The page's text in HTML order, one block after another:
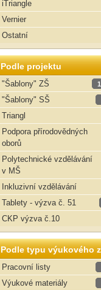
iTriangle
Vernier
Ostatní
Podle projektu
"Šablony" ZŠ
"Šablony" SŠ
Triangl
Podpora přírodovědných
oborů
Polytechnické vzdělávání
v MŠ
Inkluzivní vzdělávání
Tablety - výzva č. 51
CKP výzva č.10
Podle typu výukového
Pracovní listy
Výukové materiály